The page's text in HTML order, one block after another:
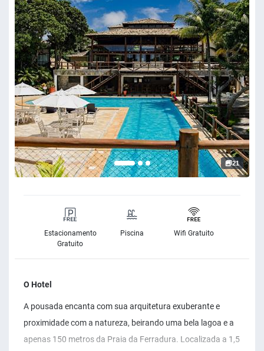
21
Estacionamento
Gratuito
Piscina Wifi Gratuito
O Hotel
A pousada encanta com sua arquitetura exuberante e
proximidade com a natureza, beirando uma bela lagoa e a
apenas 150 metros da Praia da Ferradura. Localizada a 1,5